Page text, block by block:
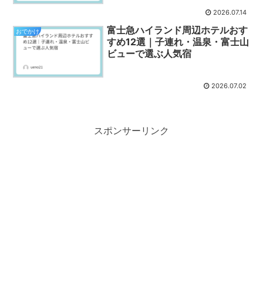
2026.07.14
おでかけ
富士急ハイランド周辺ホテルおす
すめ12選｜子連れ・温泉・富士山
ビューで選ぶ人気宿
2026.07.02
スポンサーリンク